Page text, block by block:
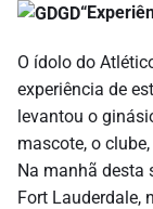
O ídolo do
experiência de
levantou o
mascote, o
Na manhã desta
Fort Lauderdale,